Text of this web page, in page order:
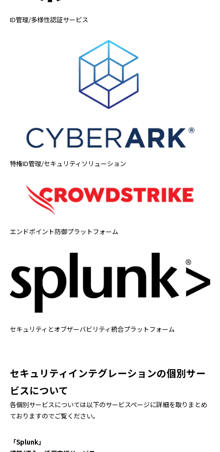
ID管理/多様性認証サービス
特権ID管理/セキュリティソリューション
エンドポイント防御プラットフォーム
セキュリティとオブザーバビリティ統合プラットフォーム
セキュリティインテグレーションの個別サー
ビスについて
各個別サービスについては以下のサービスページに詳細を取りまとめ
ておりますのでご覧ください。
「Splunk」